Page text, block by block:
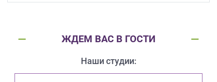
ЖДЕМ ВАС В ГОСТИ
Наши студии: